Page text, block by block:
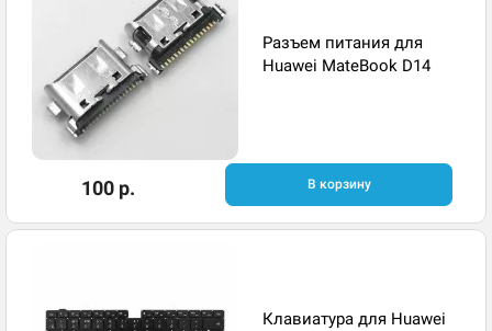
Разъем питания для
Huawei MateBook D14
100 р. В корзину
Клавиатура для Huawei